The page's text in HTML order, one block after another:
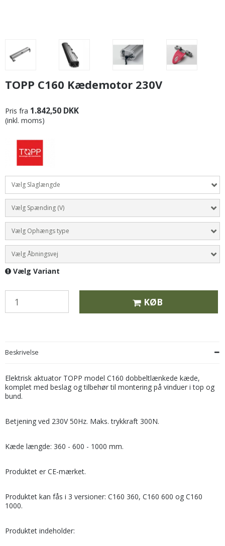
TOPP C160 Kædemotor 230V
Pris fra 1.842,50 DKK
(inkl. moms)
Vælg Slaglængde
Vælg Spænding (V)
Vælg Ophængs type
Vælg Åbningsvej
Vælg Variant
KØB
Beskrivelse
Elektrisk aktuator TOPP model C160 dobbeltlænkede kæde,
komplet med beslag og tilbehør til montering på vinduer i top og
bund.
Betjening ved 230V 50Hz. Maks. trykkraft 300N.
Kæde længde: 360 - 600 - 1000 mm.
Produktet er CE-mærket.
Produktet kan fås i 3 versioner: C160 360, C160 600 og C160
1000.
Produktet indeholder: